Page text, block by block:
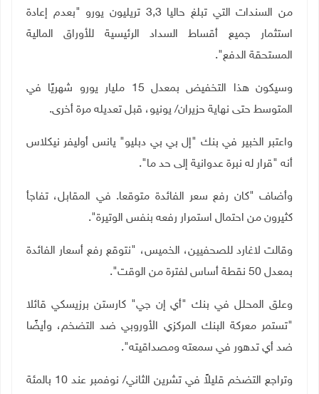
من السندات التي تبلغ حاليا 3,3 تريليون يورو "بعدم إعادة
استثمار جميع أقساط السداد الرئيسية للأوراق المالية
المستحقة الدفع".
وسيكون هذا التخفيض بمعدل 15 مليار يورو شهريًا في
المتوسط حتى نهاية حزيران/ يونيو، قبل تعديله مرة أخرى.
واعتبر الخبير في بنك "إل بي بي دبليو" يانس أوليفر نيكلاس
أنه "قرار له نبرة عدوانية إلى حد ما".
وأضاف "كان رفع سعر الفائدة متوقعا. في المقابل، تفاجأ
كثيرون من احتمال استمرار رفعه بنفس الوتيرة".
وقالت لاغارد للصحفيين، الخميس، "نتوقع رفع أسعار الفائدة
بمعدل 50 نقطة أساس لفترة من الوقت".
وعلق المحلل في بنك "أي إن جي" كارستن برزيسكي قائلا
"تستمر معركة البنك المركزي الأوروبي ضد التضخم، وأيضًا
ضد أي تدهور في سمعته ومصداقيته".
وتراجع التضخم قليلاً في تشرين الثاني/ نوفمبر عند 10 بالمئة